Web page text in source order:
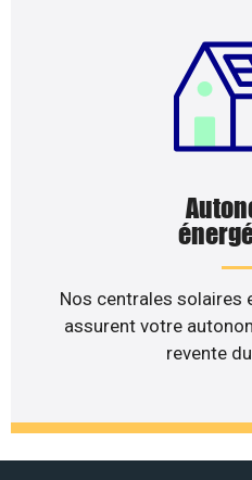
Nos centrales solaires
assurent votre
revente